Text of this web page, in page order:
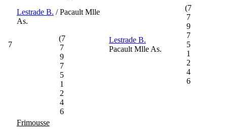
7
Lestrade B. / Pacault Mlle
As.
(7
7
9
7
5
1
2
4
6
Lestrade B.
Pacault Mlle As.
(7
7
9
7
5
1
2
4
6
Frimousse